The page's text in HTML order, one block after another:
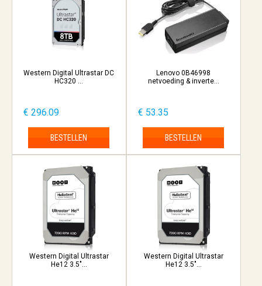
Western Digital Ultrastar DC
HC320 ...
€ 296.09
BESTELLEN
Lenovo 0B46998
netvoeding & inverte...
€ 53.35
BESTELLEN
Western Digital Ultrastar
He12 3.5"...
Western Digital Ultrastar
He12 3.5"...